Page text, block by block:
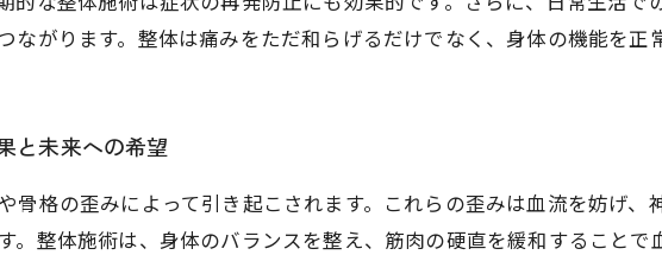
ながります。整体は痛みをただ和らげるだけでなく、身体の機能を正
と未来への希望
骨格の歪みによって引き起こされます。これらの歪みは血流を妨げ、
。整体施術は、身体のバランスを整え、筋肉の硬直を緩和すること